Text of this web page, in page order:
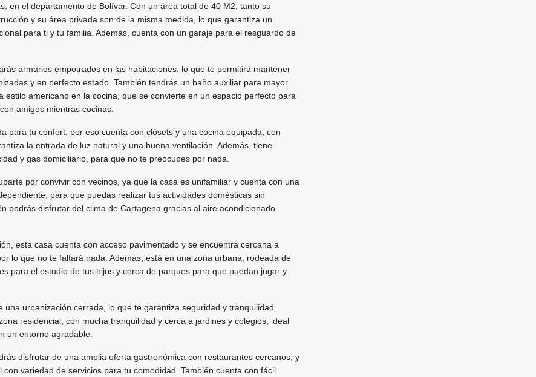
en el departamento de Bolívar. Con un área total de 40 M2, tanto su
y su área privada son de la misma medida, lo que garantiza un
para ti y tu familia. Además, cuenta con un garaje para el resguardo de
armarios empotrados en las habitaciones, lo que te permitirá mantener
y en perfecto estado. También tendrás un baño auxiliar para mayor
estilo americano en la cocina, que se convierte en un espacio perfecto para
amigos mientras cocinas.
para tu confort, por eso cuenta con clósets y una cocina equipada, con
la entrada de luz natural y una buena ventilación. Además, tiene
y gas domiciliario, para que no te preocupes por nada.
por convivir con vecinos, ya que la casa es unifamiliar y cuenta con una
para que puedas realizar tus actividades domésticas sin
podrás disfrutar del clima de Cartagena gracias al aire acondicionado
esta casa cuenta con acceso pavimentado y se encuentra cercana a
lo que no te faltará nada. Además, está en una zona urbana, rodeada de
para el estudio de tus hijos y cerca de parques para que puedan jugar y
una urbanización cerrada, lo que te garantiza seguridad y tranquilidad.
residencial, con mucha tranquilidad y cerca a jardines y colegios, ideal
un entorno agradable.
disfrutar de una amplia oferta gastronómica con restaurantes cercanos, y
con variedad de servicios para tu comodidad. También cuenta con fácil